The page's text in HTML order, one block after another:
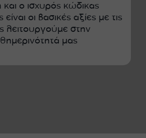
ο ισχυρός κώδικας
οι βασικές αξίες με τις
λειτουργούμε στην
μας